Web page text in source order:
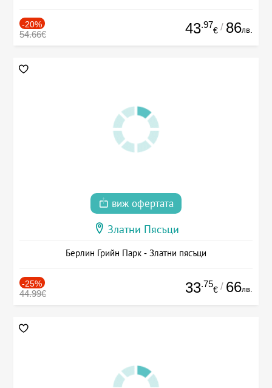
-20%
54.66€ 43.97
€ / 86лв.
виж офертата
Златни Пясъци
Берлин Грийн Парк - Златни пясъци
-25%
44.99€ 33.75
€ / 66лв.